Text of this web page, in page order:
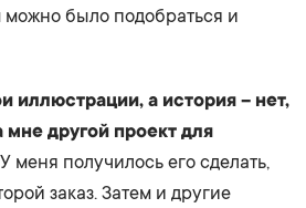
можно было подобраться и
иллюстрации, а история – нет,
другой проект для
У меня получилось его сделать,
заказ. Затем и другие